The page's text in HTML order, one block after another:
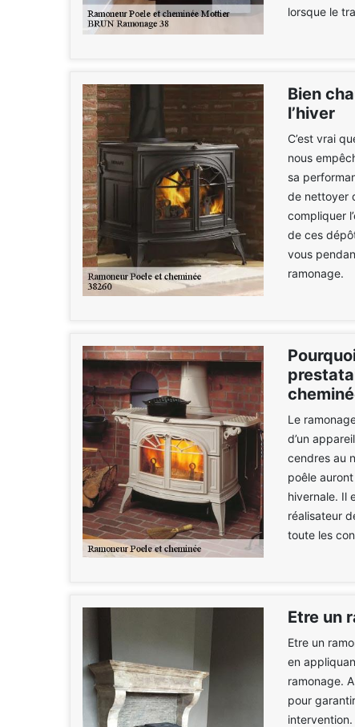
lorsque le
Bien
l’hiver
C’est vrai
nous
sa
de nettoyer
compliquer
de ces
vous
ramonage.
Le
d’un
cendres au
poêle
hivernale. Il
réalisateur
toute les
Etre un
Etre un
en
ramonage.
pour